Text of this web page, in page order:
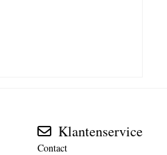
Klantenservice
Contact